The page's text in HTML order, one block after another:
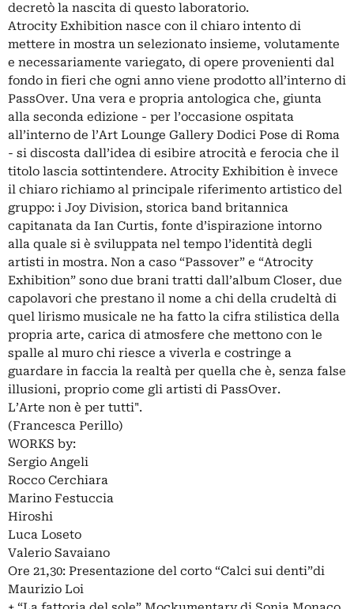
decretò la nascita di questo laboratorio.
Atrocity Exhibition nasce con il chiaro intento di
mettere in mostra un selezionato insieme, volutamente
e necessariamente variegato, di opere provenienti dal
fondo in fieri che ogni anno viene prodotto all’interno di
PassOver. Una vera e propria antologica che, giunta
alla seconda edizione - per l’occasione ospitata
all’interno de l’Art Lounge Gallery Dodici Pose di Roma
- si discosta dall’idea di esibire atrocità e ferocia che il
titolo lascia sottintendere. Atrocity Exhibition è invece
il chiaro richiamo al principale riferimento artistico del
gruppo: i Joy Division, storica band britannica
capitanata da Ian Curtis, fonte d’ispirazione intorno
alla quale si è sviluppata nel tempo l’identità degli
artisti in mostra. Non a caso “Passover” e “Atrocity
Exhibition” sono due brani tratti dall’album Closer, due
capolavori che prestano il nome a chi della crudeltà di
quel lirismo musicale ne ha fatto la cifra stilistica della
propria arte, carica di atmosfere che mettono con le
spalle al muro chi riesce a viverla e costringe a
guardare in faccia la realtà per quella che è, senza false
illusioni, proprio come gli artisti di PassOver.
L’Arte non è per tutti".
(Francesca Perillo)
WORKS by:
Sergio Angeli
Rocco Cerchiara
Marino Festuccia
Hiroshi
Luca Loseto
Valerio Savaiano
Ore 21,30: Presentazione del corto “Calci sui denti”di
Maurizio Loi